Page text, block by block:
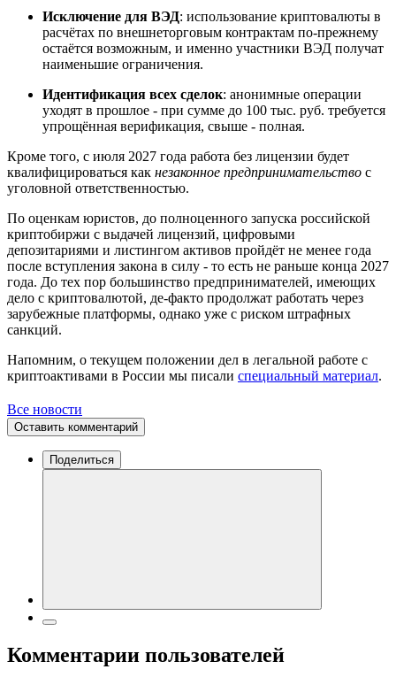
Исключение для ВЭД: использование криптовалюты в
расчётах по внешнеторговым контрактам по-прежнему
остаётся возможным, и именно участники ВЭД получат
наименьшие ограничения.
Идентификация всех сделок: анонимные операции
уходят в прошлое - при сумме до 100 тыс. руб. требуется
упрощённая верификация, свыше - полная.
Кроме того, с июля 2027 года работа без лицензии будет
квалифицироваться как незаконное предпринимательство с
уголовной ответственностью.
По оценкам юристов, до полноценного запуска российской
криптобиржи с выдачей лицензий, цифровыми
депозитариями и листингом активов пройдёт не менее года
после вступления закона в силу - то есть не раньше конца 2027
года. До тех пор большинство предпринимателей, имеющих
дело с криптовалютой, де-факто продолжат работать через
зарубежные платформы, однако уже с риском штрафных
санкций.
Напомним, о текущем положении дел в легальной работе с
криптоактивами в России мы писали специальный материал.
Все новости
Оставить комментарий
Поделиться
Комментарии пользователей